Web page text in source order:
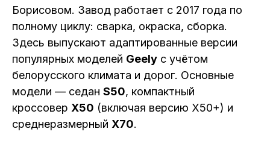
Борисовом. Завод работает с 2017 года по
полному циклу: сварка, окраска, сборка.
Здесь выпускают адаптированные версии
популярных моделей Geely с учётом
белорусского климата и дорог. Основные
модели — седан S50, компактный
кроссовер X50 (включая версию X50+) и
среднеразмерный X70.